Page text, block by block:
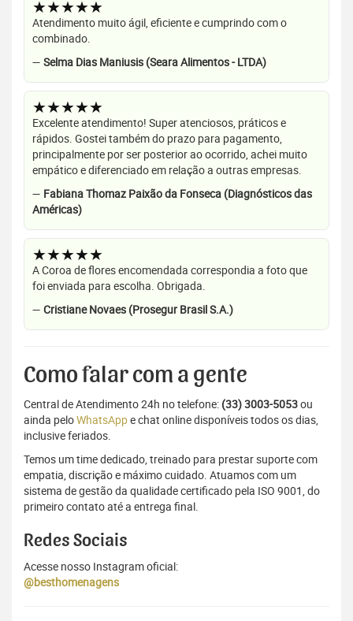
★★★★★
Atendimento muito ágil, eficiente e cumprindo com o
combinado.
— Selma Dias Maniusis (Seara Alimentos - LTDA)
★★★★★
Excelente atendimento! Super atenciosos, práticos e
rápidos. Gostei também do prazo para pagamento,
principalmente por ser posterior ao ocorrido, achei muito
empático e diferenciado em relação a outras empresas.
— Fabiana Thomaz Paixão da Fonseca (Diagnósticos das
Américas)
★★★★★
A Coroa de flores encomendada correspondia a foto que
foi enviada para escolha. Obrigada.
— Cristiane Novaes (Prosegur Brasil S.A.)
Como falar com a gente
Central de Atendimento 24h no telefone: (33) 3003-5053ou
ainda peloWhatsAppe chat online disponíveis todos os dias,
inclusive feriados.
Temos um time dedicado, treinado para prestar suporte com
empatia, discrição e máximo cuidado. Atuamos com um
sistema de gestão da qualidade certificado pela ISO 9001, do
primeiro contato até a entrega final.
Redes Sociais
Acesse nosso Instagram oficial:
@besthomenagens